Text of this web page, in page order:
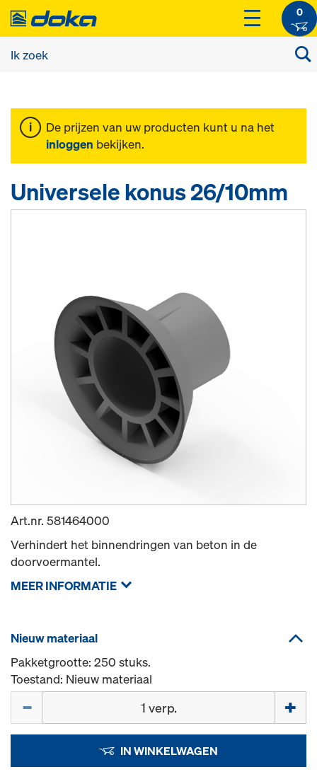
0
De prijzen van uw producten kunt u na het
inloggen bekijken.
Universele konus 26/10mm
Art.nr. 581464000
Verhindert het binnendringen van beton in de
doorvoermantel.
MEER INFORMATIE
Nieuw materiaal
Pakketgrootte: 250 stuks.
Toestand: Nieuw materiaal
IN WINKELWAGEN